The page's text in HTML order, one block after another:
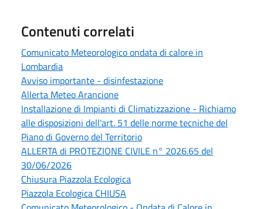
Contenuti correlati
Comunicato Meteorologico ondata di calore in
Lombardia
Avviso importante - disinfestazione
Allerta Meteo Arancione
Installazione di Impianti di Climatizzazione - Richiamo
alle disposizioni dell'art. 51 delle norme tecniche del
Piano di Governo del Territorio
ALLERTA di PROTEZIONE CIVILE n° 2026.65 del
30/06/2026
Chiusura Piazzola Ecologica
Piazzola Ecologica CHIUSA